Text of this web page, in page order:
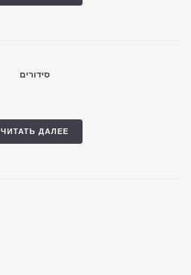
סידורים
ЧИТАТЬ ДАЛЕЕ